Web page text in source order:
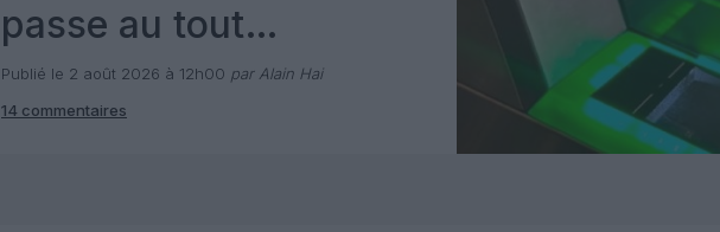
passe au tout
numérique avec Pax
Check
Publié le 2 août 2026 à 12h00 par Alain Hai
14 commentaires